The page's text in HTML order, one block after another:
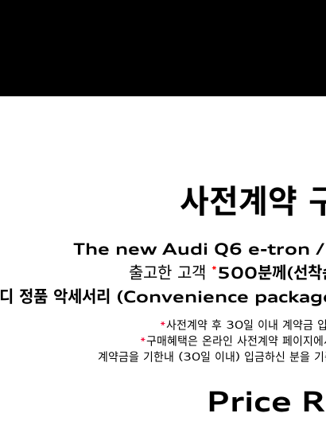
사전계약
The new Audi Q6 e-tron
출고한 고객
* 500분께(선착
디 정품 악세서리 (Convenience
*사전계약 후 30일 이내 계약금
*구매혜택은 온라인 사전계약 페이지
계약금을 기한내 (30일 이내) 입금하신 분을
Price